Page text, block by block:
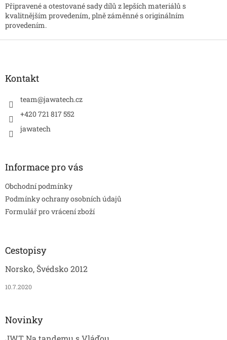
Připravené a otestované sady dílů z lepších materiálů s
kvalitnějším provedením, plně záměnné s originálním
provedením.
Z
Kontakt
team@jawatech.cz
+420 721 817 552
jawatech
Informace pro vás
Obchodní podmínky
Podmínky ochrany osobních údajů
Formulář pro vrácení zboží
Cestopisy
Norsko, Švédsko 2012
10.7.2020
Novinky